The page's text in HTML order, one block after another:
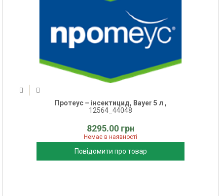
Протеус – інсектицид, Bayer 5 л ,
12564_44048
8295.00 грн
Немає в наявності
Повідомити про товар